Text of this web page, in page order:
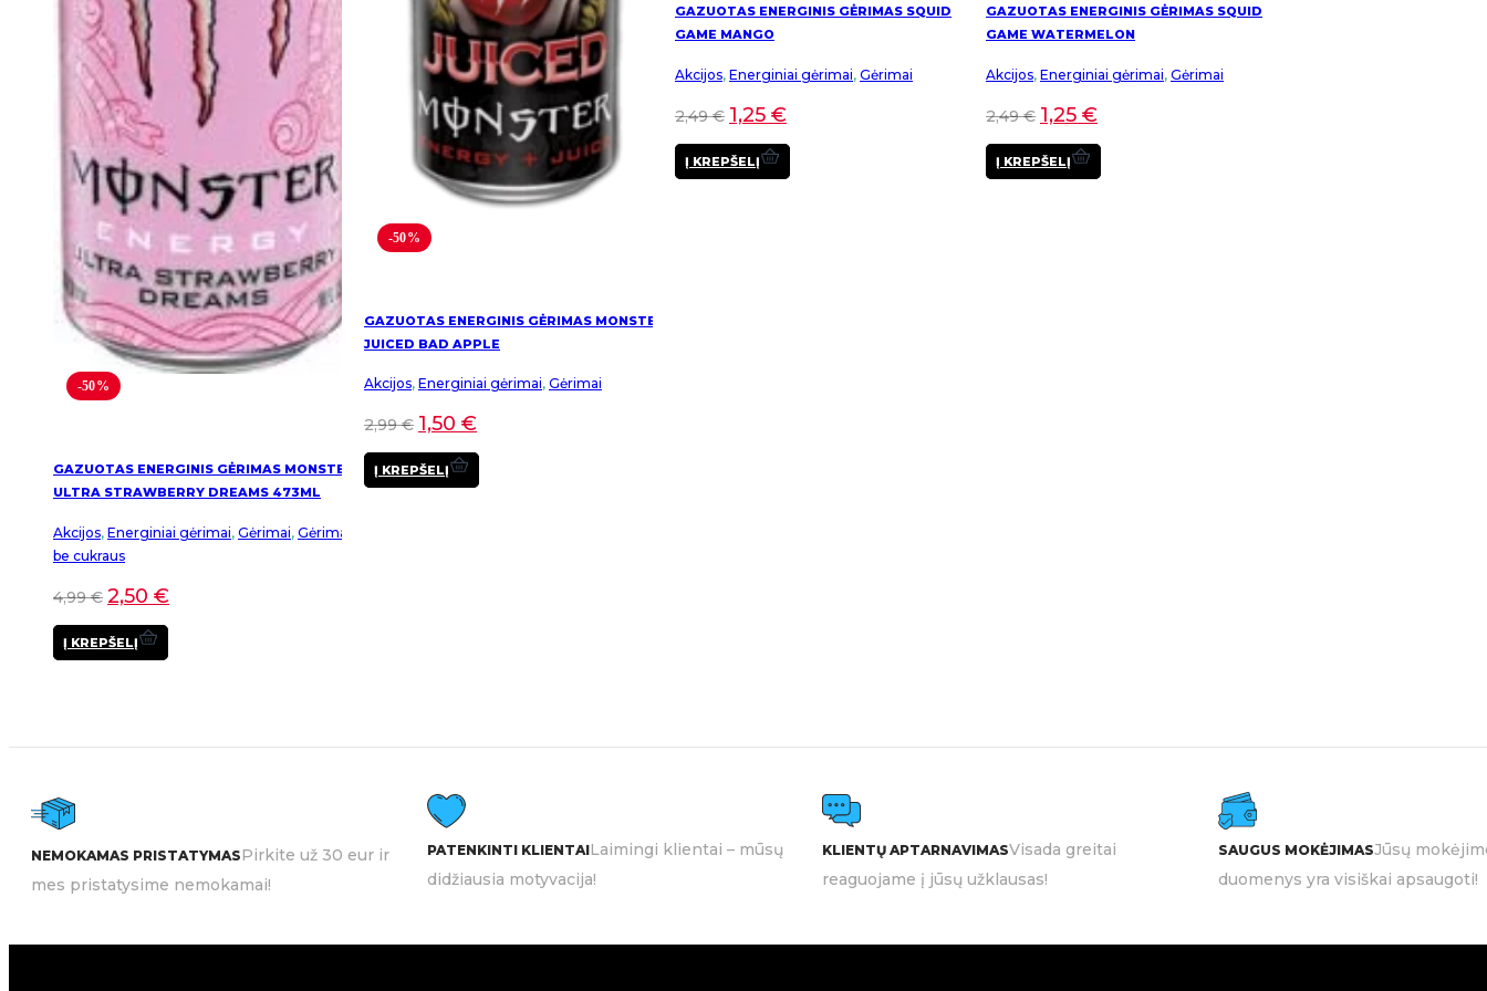
-50%
GAZUOTAS ENERGINIS GĖRIMAS MONSTER
ULTRA STRAWBERRY DREAMS 473ML
Akcijos, Energiniai gėrimai, Gėrimai, Gėrimai
be cukraus
4,99€ 2,50 €
Į KREPŠELĮ
-50%
GAZUOTAS ENERGINIS GĖRIMAS MONSTER
JUICED BAD APPLE
Akcijos, Energiniai gėrimai, Gėrimai
2,99€ 1,50 €
Į KREPŠELĮ
GAZUOTAS ENERGINIS GĖRIMAS SQUID
GAME MANGO
Akcijos, Energiniai gėrimai, Gėrimai
2,49€ 1,25 €
Į KREPŠELĮ
GAZUOTAS ENERGINIS GĖRIMAS SQUID
GAME WATERMELON
Akcijos, Energiniai gėrimai, Gėrimai
2,49€ 1,25 €
Į KREPŠELĮ
NEMOKAMAS PRISTATYMASPirkite už 30 eur ir
mes pristatysime nemokamai!
PATENKINTI KLIENTAILaimingi klientai – mūsų
didžiausia motyvacija!
KLIENTŲ APTARNAVIMASVisada greitai
reaguojame į jūsų užklausas!
SAUGUS MOKĖJIMASJūsų
duomenys yra visiškai apsaugoti!